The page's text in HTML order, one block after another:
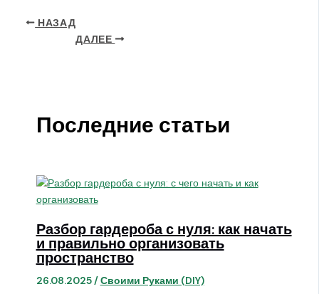
НАЗАД
ДАЛЕЕ
Последние статьи
Разбор гардероба с нуля: как начать
и правильно организовать
пространство
26.08.2025/Своими Руками (DIY)